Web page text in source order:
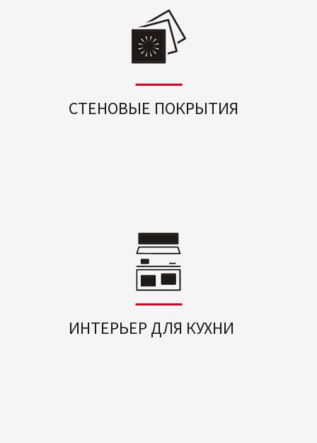
СТЕНОВЫЕ ПОКРЫТИЯ
ИНТЕРЬЕР ДЛЯ КУХНИ